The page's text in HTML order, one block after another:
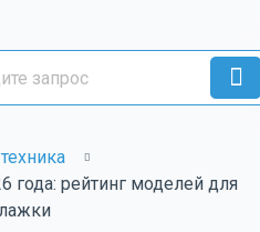
года: рейтинг моделей для